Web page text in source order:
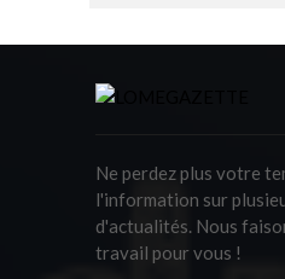
Ne perdez plus votre
l'information sur
d'actualités. Nous
travail pour vous !